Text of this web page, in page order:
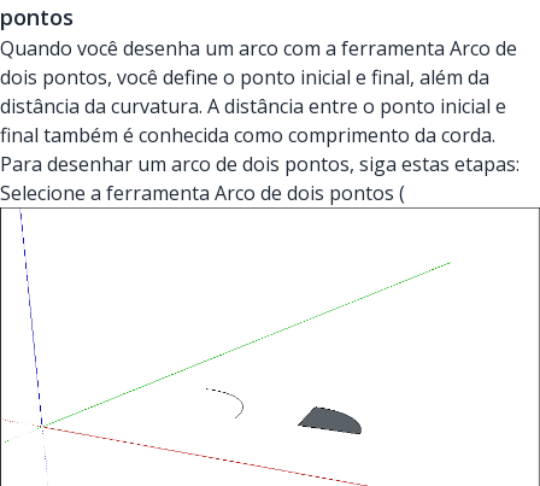
pontos
Quando você desenha um arco com a ferramenta Arco de
dois pontos, você define o ponto inicial e final, além da
distância da curvatura. A distância entre o ponto inicial e
final também é conhecida como comprimento da corda.
Para desenhar um arco de dois pontos, siga estas etapas:
Selecione a ferramenta Arco de dois pontos (